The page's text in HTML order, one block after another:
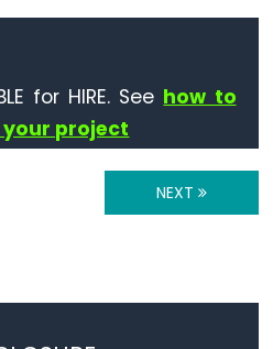
for HIRE. See how to
project
NEXT